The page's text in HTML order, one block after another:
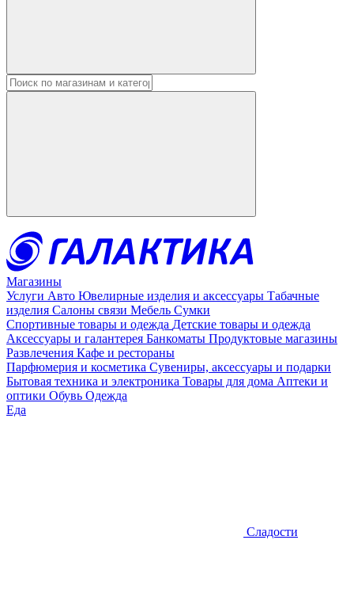
Магазины
Услуги Авто Ювелирные изделия и аксессуары Табачные
изделия Салоны связи Мебель Сумки
Спортивные товары и одежда Детские товары и одежда
Аксессуары и галантерея Банкоматы Продуктовые магазины
Развлечения Кафе и рестораны
Парфюмерия и косметика Сувениры, аксессуары и подарки
Бытовая техника и электроника Товары для дома Аптеки и
оптики Обувь Одежда
Еда
Сладости